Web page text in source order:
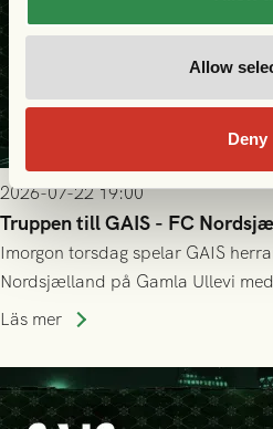
Allow
Deny
2026-07-22 19:00
Truppen till GAIS - FC
Imorgon torsdag spelar GAIS
Nordsjælland på Gamla Ullevi
Holmberg och ledarstaben har
Läs mer